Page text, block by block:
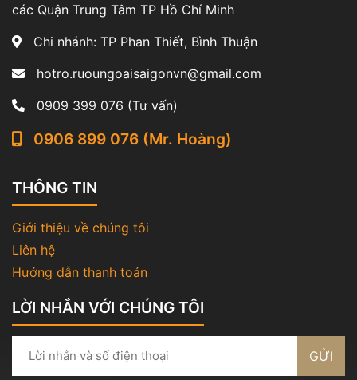
các Quận Trung Tâm TP Hồ Chí Minh
Chi nhánh: TP Phan Thiết, Bình Thuận
hotro.ruoungoaisaigonvn@gmail.com
0909 399 076 (Tư vấn)
0906 899 076 (Mr. Hoàng)
THÔNG TIN
Giới thiệu về chúng tôi
Liên hệ
Hướng dẫn thanh toán
LỜI NHẮN VỚI CHÚNG TÔI
GỬI